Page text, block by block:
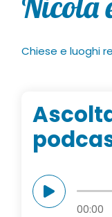
Chiese e luoghi
00:00